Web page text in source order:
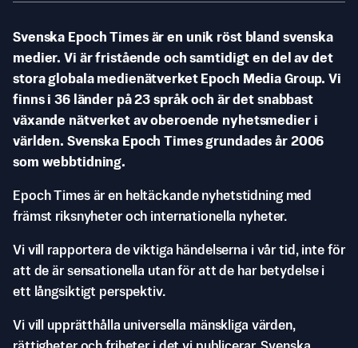
Svenska Epoch Times är en unik röst bland svenska
medier. Vi är fristående och samtidigt en del av det
stora globala medienätverket Epoch Media Group. Vi
finns i 36 länder på 23 språk och är det snabbast
växande nätverket av oberoende nyhetsmedier i
världen. Svenska Epoch Times grundades år 2006
som webbtidning.
Epoch Times är en heltäckande nyhetstidning med
främst riksnyheter och internationella nyheter.
Vi vill rapportera de viktiga händelserna i vår tid, inte för
att de är sensationella utan för att de har betydelse i
ett långsiktigt perspektiv.
Vi vill upprätthålla universella mänskliga värden,